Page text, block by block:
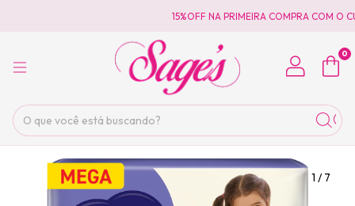
15%OFF NA PRIMEIRA COMPRA COM O
0
1 /7